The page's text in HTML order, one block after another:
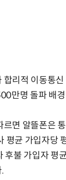
합리적 이동통
만명 돌파 배
르면 알뜰폰은
평균 가입자당
후불 가입자 평